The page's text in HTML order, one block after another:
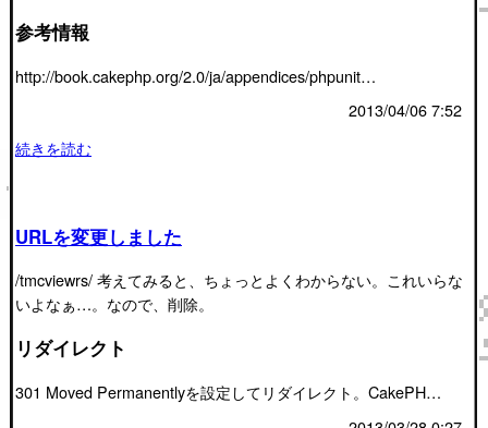
参考情報
http://book.cakephp.org/2.0/ja/appendices/phpunit…
2013/04/06 7:52
続きを読む
URLを変更しました
/tmcviewrs/ 考えてみると、ちょっとよくわからない。これいらな
いよなぁ…。なので、削除。
リダイレクト
301 Moved Permanentlyを設定してリダイレクト。CakePH…